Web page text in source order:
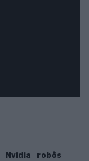
Nvidia robôs